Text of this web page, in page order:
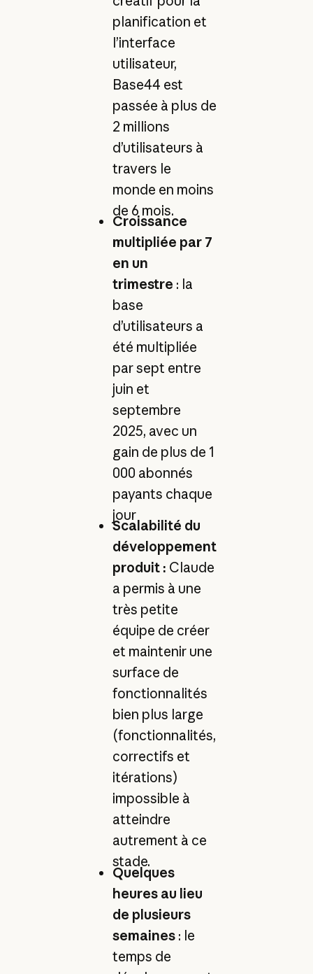
planification et
l’interface
utilisateur,
Base44 est
passée à plus de
2 millions
d’utilisateurs à
travers le
monde en moins
de 6 mois.
Croissance
multipliée par 7
en un
trimestre : la
base
d’utilisateurs a
été multipliée
par sept entre
juin et
septembre
2025, avec un
gain de plus de 1
000 abonnés
payants chaque
jour
Scalabilité du
développement
produit : Claude
a permis à une
très petite
équipe de créer
et maintenir une
surface de
fonctionnalités
bien plus large
(fonctionnalités,
correctifs et
itérations)
impossible à
atteindre
autrement à ce
stade.
Quelques
heures au lieu
de plusieurs
semaines: le
temps de